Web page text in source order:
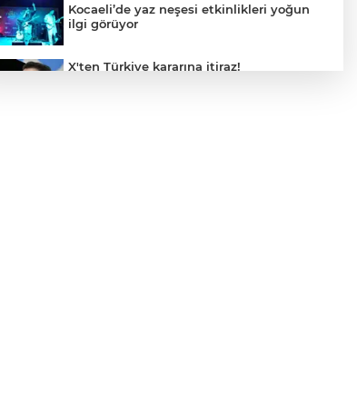
Kocaeli’de yaz neşesi etkinlikleri yoğun
ilgi görüyor
X'ten Türkiye kararına itiraz!